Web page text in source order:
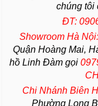
chúng tôi
ĐT:
Showroom Hà Nội:
Quận Hoàng Mai,
hồ Linh Đàm gọi
Chi Nhánh Biên
Phường Long